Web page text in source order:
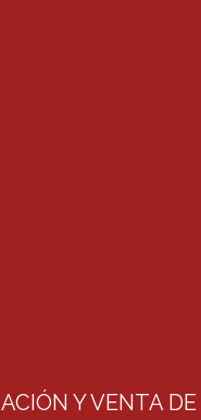
Y VENTA DE